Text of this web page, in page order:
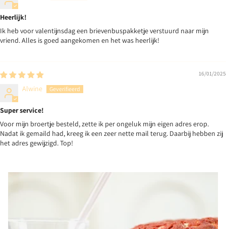
Heerlijk!
Ik heb voor valentijnsdag een brievenbuspakketje verstuurd naar mijn
vriend. Alles is goed aangekomen en het was heerlijk!
16/01/2025
Alwine
Super service!
Voor mijn broertje besteld, zette ik per ongeluk mijn eigen adres erop.
Nadat ik gemaild had, kreeg ik een zeer nette mail terug. Daarbij hebben zij
het adres gewijzigd. Top!